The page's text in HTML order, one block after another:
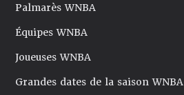
Palmarès WNBA
Équipes WNBA
Joueuses WNBA
Grandes dates de la saison WNBA